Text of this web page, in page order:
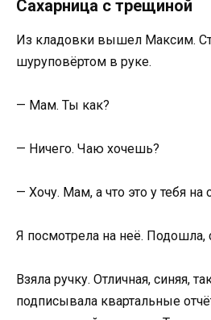
Сахарница с трещиной
Из кладовки вышел Максим.
шуруповёртом в руке.
— Мам. Ты как?
— Ничего. Чаю хочешь?
— Хочу. Мам, а что это у тебя на
Я посмотрела на неё. Подошла,
Взяла ручку. Отличная, синяя,
подписывала квартальные